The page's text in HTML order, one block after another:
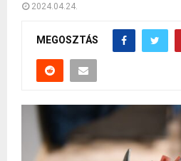
2024.04.24.
MEGOSZTÁS